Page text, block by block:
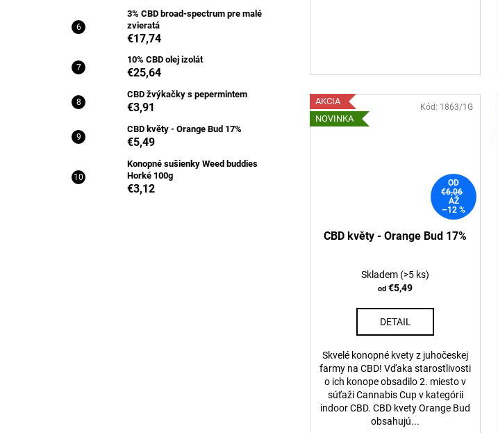
3% CBD broad-spectrum pre malé
zvieratá
€17,74
10% CBD olej izolát
€25,64
CBD žvýkačky s pepermintem
€3,91
CBD květy - Orange Bud 17%
€5,49
Konopné sušienky Weed buddies
Horké 100g
€3,12
AKCIA
NOVINKA
OD
€6,06
AŽ
–12 %
CBD květy - Orange Bud 17%
Skladem (>5 ks)
od €5,49
DETAIL
Skvelé konopné kvety z juhočeskej
farmy na CBD! Vďaka starostlivosti
o ich konope obsadilo 2. miesto v
súťaži Cannabis Cup v kategórii
indoor CBD. CBD kvety Orange Bud
obsahujú...
Kód: 1863/1G